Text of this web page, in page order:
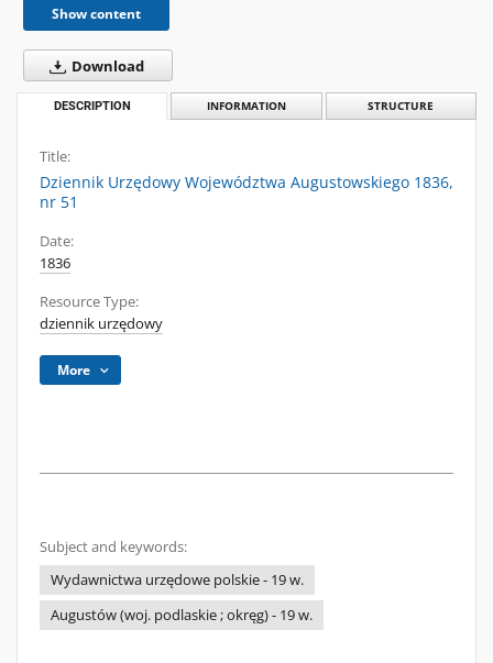
Show content
Download
DESCRIPTION INFORMATION STRUCTURE
Title:
Dziennik Urzędowy Województwa Augustowskiego 1836,
nr 51
Date:
1836
Resource Type:
dziennik urzędowy
More
Subject and keywords:
Wydawnictwa urzędowe polskie - 19 w.
Augustów (woj. podlaskie ; okręg) - 19 w.